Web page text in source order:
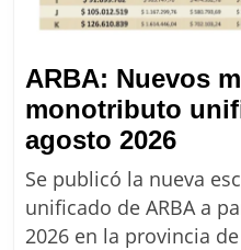
a
ARBA: Nuevos
monotributo
agosto 2026
del
Se publicó la nueva
unificado de ARBA a
2026 en la provincia